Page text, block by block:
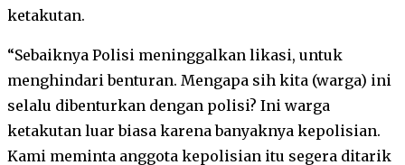
ketakutan.
“Sebaiknya Polisi meninggalkan likasi, untuk
menghindari benturan. Mengapa sih kita (warga) ini
selalu dibenturkan dengan polisi? Ini warga
ketakutan luar biasa karena banyaknya kepolisian.
Kami meminta anggota kepolisian itu segera ditarik